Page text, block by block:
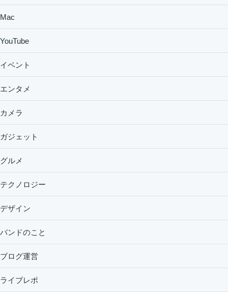
Mac
YouTube
イベント
エンタメ
カメラ
ガジェット
グルメ
テクノロジー
デザイン
バンドのこと
ブログ運営
ライブレポ